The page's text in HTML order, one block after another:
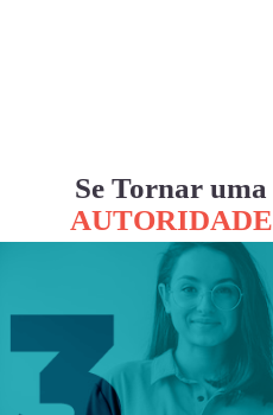
Se Tornar uma
AUTORIDADE